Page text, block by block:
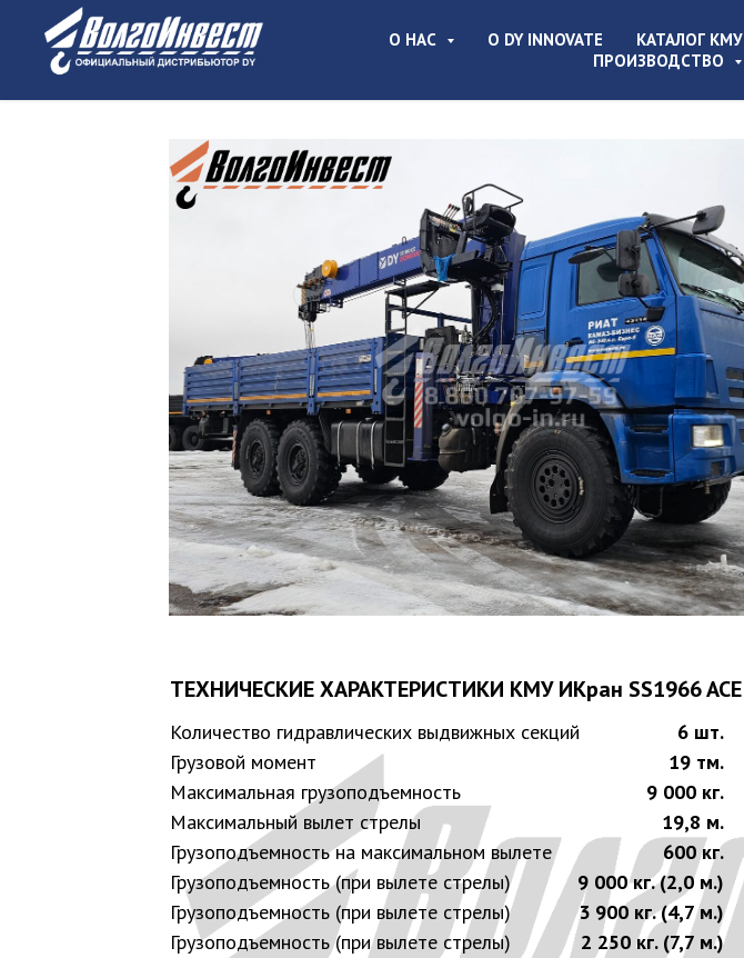
О НАС О DY INNOVATE КАТАЛОГ КМУ
ПРОИЗВОДСТВО
ТЕХНИЧЕСКИЕ ХАРАКТЕРИСТИКИ КМУ ИКран SS1966 ACE
Количество гидравлических выдвижных секций
Грузовой момент
Максимальная грузоподъемность
Максимальный вылет стрелы
Грузоподъемность на максимальном вылете
Грузоподъемность (при вылете стрелы)
Грузоподъемность (при вылете стрелы)
Грузоподъемность (при вылете стрелы)
6 шт.
19 тм.
9 000 кг.
19,8 м.
600 кг.
9 000 кг. (2,0 м.)
3 900 кг. (4,7 м.)
2 250 кг. (7,7 м.)